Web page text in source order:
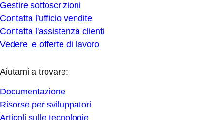
Gestire sottoscrizioni
Contatta l'ufficio vendite
Contatta l'assistenza clienti
Vedere le offerte di lavoro
Aiutami a trovare:
Documentazione
Risorse per sviluppatori
Articoli sulle tecnologie